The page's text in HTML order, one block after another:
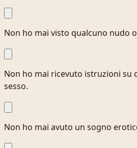
Non ho mai visto qualcuno nudo
Non ho mai ricevuto istruzioni su
sesso.
Non ho mai avuto un sogno